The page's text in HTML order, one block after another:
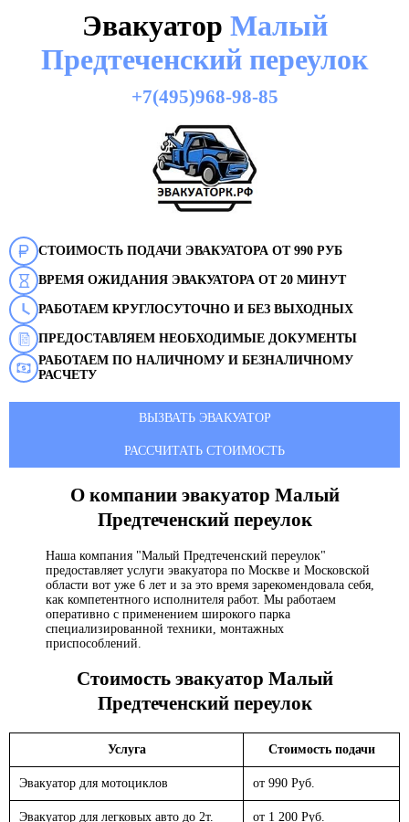
Эвакуатор Малый
Предтеченский переулок
+7(495)968-98-85
СТОИМОСТЬ ПОДАЧИ ЭВАКУАТОРА ОТ 990 РУБ
ВРЕМЯ ОЖИДАНИЯ ЭВАКУАТОРА ОТ 20 МИНУТ
РАБОТАЕМ КРУГЛОСУТОЧНО И БЕЗ ВЫХОДНЫХ
ПРЕДОСТАВЛЯЕМ НЕОБХОДИМЫЕ ДОКУМЕНТЫ
РАБОТАЕМ ПО НАЛИЧНОМУ И БЕЗНАЛИЧНОМУ
РАСЧЕТУ
ВЫЗВАТЬ ЭВАКУАТОР
РАССЧИТАТЬ СТОИМОСТЬ
О компании эвакуатор Малый
Предтеченский переулок
Наша компания "Малый Предтеченский переулок"
предоставляет услуги эвакуатора по Москве и Московской
области вот уже 6 лет и за это время зарекомендовала себя,
как компетентного исполнителя работ. Мы работаем
оперативно с применением широкого парка
специализированной техники, монтажных
приспособлений.
Стоимость эвакуатор Малый
Предтеченский переулок
Услуга Стоимость подачи
Эвакуатор для мотоциклов от 990 Руб.
Эвакуатор для легковых авто до 2т. от 1 200 Руб.